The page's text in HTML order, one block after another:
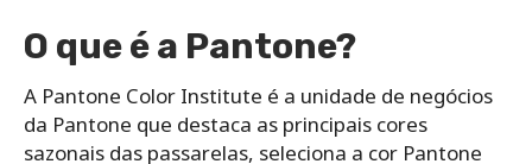
O que é a Pantone?
A Pantone Color Institute é a unidade de negócios
da Pantone que destaca as principais cores
sazonais das passarelas, seleciona a cor Pantone